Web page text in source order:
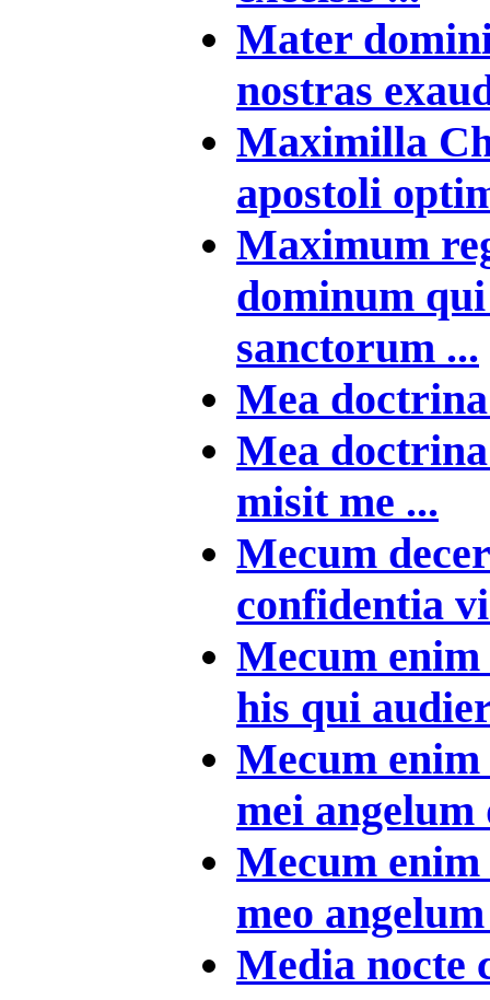
Mater
nostras
Maximilla
apostoli
Maximum
dominum
sanctorum ...
Mea
Mea
misit me ...
Mecum
confidentia
Mecum enim
his qui
Mecum
mei
Mecum
meo
Media nocte